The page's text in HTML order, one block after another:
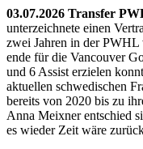
03.07.2026 Transfer
unterzeichnete einen
zwei Jahren in der
ende für die Vancouver
und 6 Assist erzielen
aktuellen schwedischen
bereits von 2020 bis zu
Anna Meixner entschied
es wieder Zeit wäre